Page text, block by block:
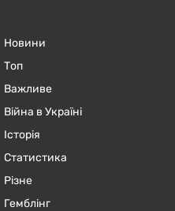
Новини
Топ
Важливе
Війна в Україні
Історія
Статистика
Різне
Гемблінг